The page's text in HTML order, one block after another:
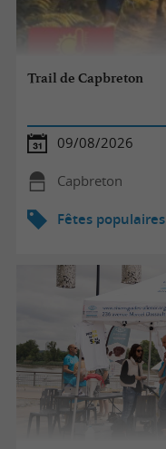
Trail de Capbreton
09/08/2026
Capbreton
Fêtes populaires